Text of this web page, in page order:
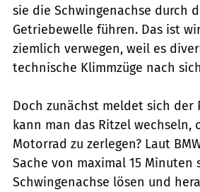
sie die Schwingenachse durch
Getriebewelle führen. Das ist
ziemlich verwegen, weil es
technische Klimmzüge nach
Doch zunächst meldet sich der
kann man das Ritzel wechseln,
Motorrad zu zerlegen? Laut
Sache von maximal 15
Schwingenachse lösen und